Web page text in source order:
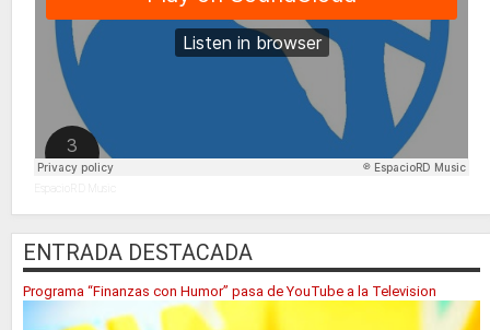
ENTRADA DESTACADA
Programa “Finanzas con Humor” pasa de YouTube a la Television